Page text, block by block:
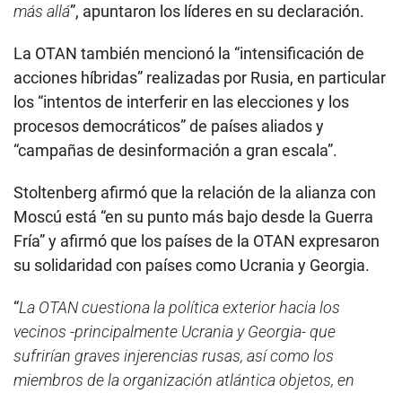
más allá”, apuntaron los líderes en su declaración.
La OTAN también mencionó la “intensificación de
acciones híbridas” realizadas por Rusia, en particular
los “intentos de interferir en las elecciones y los
procesos democráticos” de países aliados y
“campañas de desinformación a gran escala”.
Stoltenberg afirmó que la relación de la alianza con
Moscú está “en su punto más bajo desde la Guerra
Fría” y afirmó que los países de la OTAN expresaron
su solidaridad con países como Ucrania y Georgia.
“La OTAN cuestiona la política exterior hacia los
vecinos -principalmente Ucrania y Georgia- que
sufrirían graves injerencias rusas, así como los
miembros de la organización atlántica objetos, en